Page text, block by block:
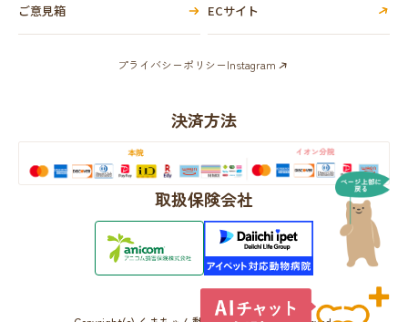
ご意見箱 ECサイト
プライバシーポリシーInstagram
決済方法
取扱保険会社